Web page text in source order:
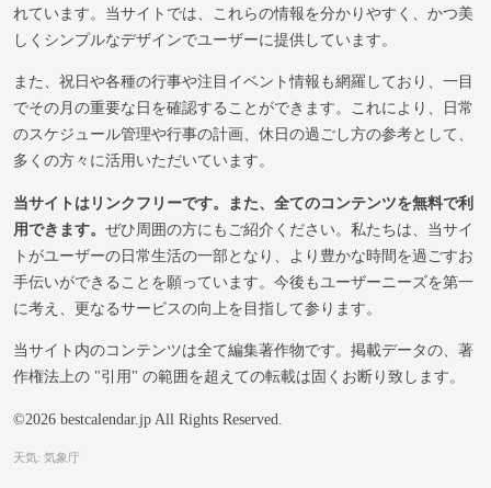
れています。当サイトでは、これらの情報を分かりやすく、かつ美
しくシンプルなデザインでユーザーに提供しています。
また、祝日や各種の行事や注目イベント情報も網羅しており、一目
でその月の重要な日を確認することができます。これにより、日常
のスケジュール管理や行事の計画、休日の過ごし方の参考として、
多くの方々に活用いただいています。
当サイトはリンクフリーです。また、全てのコンテンツを無料で利
用できます。 ぜひ周囲の方にもご紹介ください。私たちは、当サイ
トがユーザーの日常生活の一部となり、より豊かな時間を過ごすお
手伝いができることを願っています。今後もユーザーニーズを第一
に考え、更なるサービスの向上を目指して参ります。
当サイト内のコンテンツは全て編集著作物です。掲載データの、著
作権法上の "引用" の範囲を超えての転載は固くお断り致します。
©2026 bestcalendar.jp All Rights Reserved.
天気: 気象庁